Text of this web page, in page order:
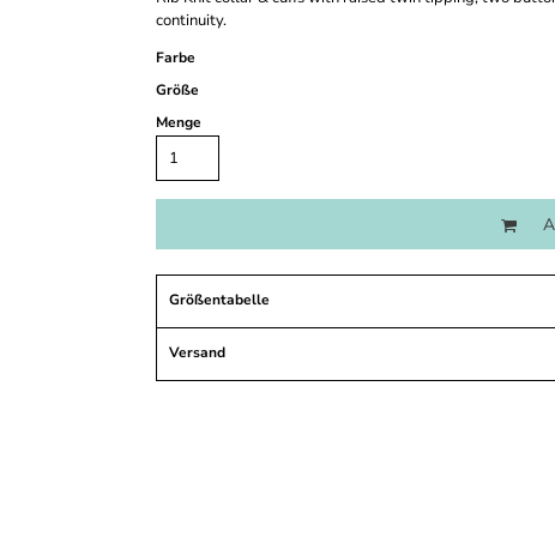
continuity.
Farbe
Größe
Menge
Größentabelle
Versand